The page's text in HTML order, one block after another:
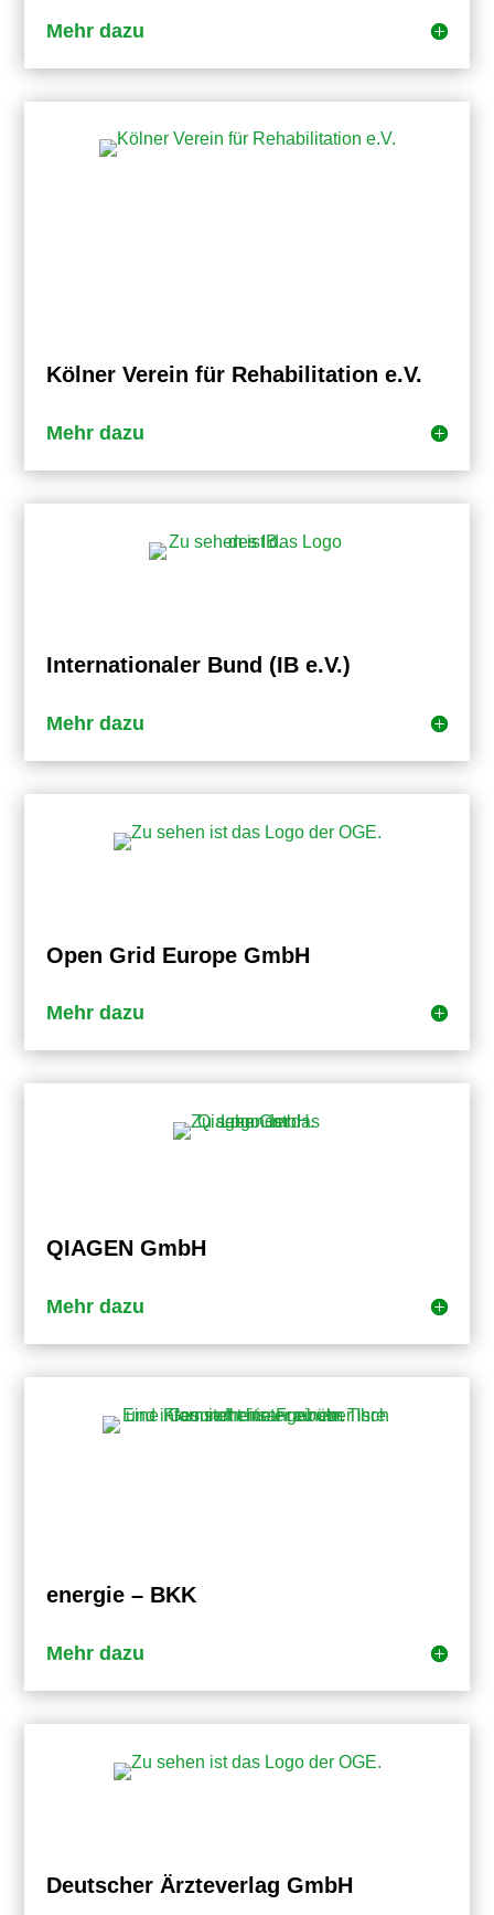
Mehr dazu
Kölner Verein für Rehabilitation e.V.
Mehr dazu
Internationaler Bund (IB e.V.)
Mehr dazu
Open Grid Europe GmbH
Mehr dazu
QIAGEN GmbH
Mehr dazu
energie – BKK
Mehr dazu
Deutscher Ärzteverlag GmbH